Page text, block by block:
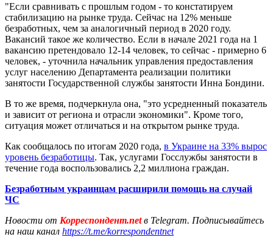
"Если сравнивать с прошлым годом - то констатируем
стабилизацию на рынке труда. Сейчас на 12% меньше
безработных, чем за аналогичный период в 2020 году.
Вакансий такое же количество. Если в начале 2021 года на 1
вакансию претендовало 12-14 человек, то сейчас - примерно 6
человек, - уточнила начальник управления предоставления
услуг населению Департамента реализации политики
занятости Государственной службы занятости Инна Бондини.
В то же время, подчеркнула она, "это усредненный показатель
и зависит от региона и отрасли экономики". Кроме того,
ситуация может отличаться и на открытом рынке труда.
Как сообщалось по итогам 2020 года, в Украине на 33% вырос
уровень безработицы. Так, услугами Госслужбы занятости в
течение года воспользовались 2,2 миллиона граждан.
Безработным украинцам расширили помощь на случай
ЧС
Новости от Корреспондент.netв Telegram. Подписывайтесь
на наш канал https://t.me/korrespondentnet